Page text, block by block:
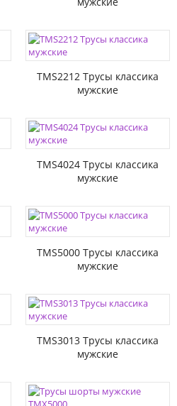
TMS2212 Трусы классика
мужские
TMS4024 Трусы классика
мужские
TMS5000 Трусы классика
мужские
TMS3013 Трусы классика
мужские